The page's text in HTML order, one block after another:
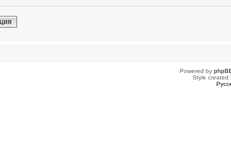
Powered by
Style created